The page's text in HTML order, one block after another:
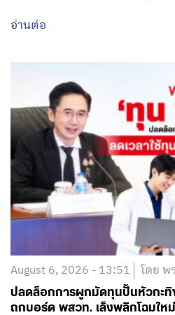
อ่านต่อ
August 6, 2026 - 13:51 โดย พ
ปลดล็อกการผูกมัดทุนปั้นหัวกะทิ
ถกบอร์ด พสวท. เล็งพลิกโฉมให